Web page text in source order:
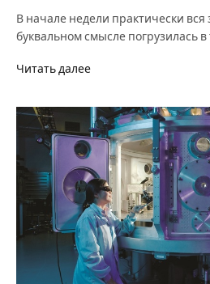
В начале недели практически вся
буквальном смысле погрузилась
Читать далее